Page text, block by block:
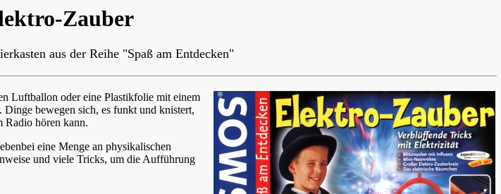
Zauber
aus der Reihe "Spaß am Entdecken"
Luftballon oder eine Plastikfolie mit einem
bewegen sich, es funkt und knistert,
Radio hören kann.
eine Menge an physikalischen
und viele Tricks, um die Aufführung